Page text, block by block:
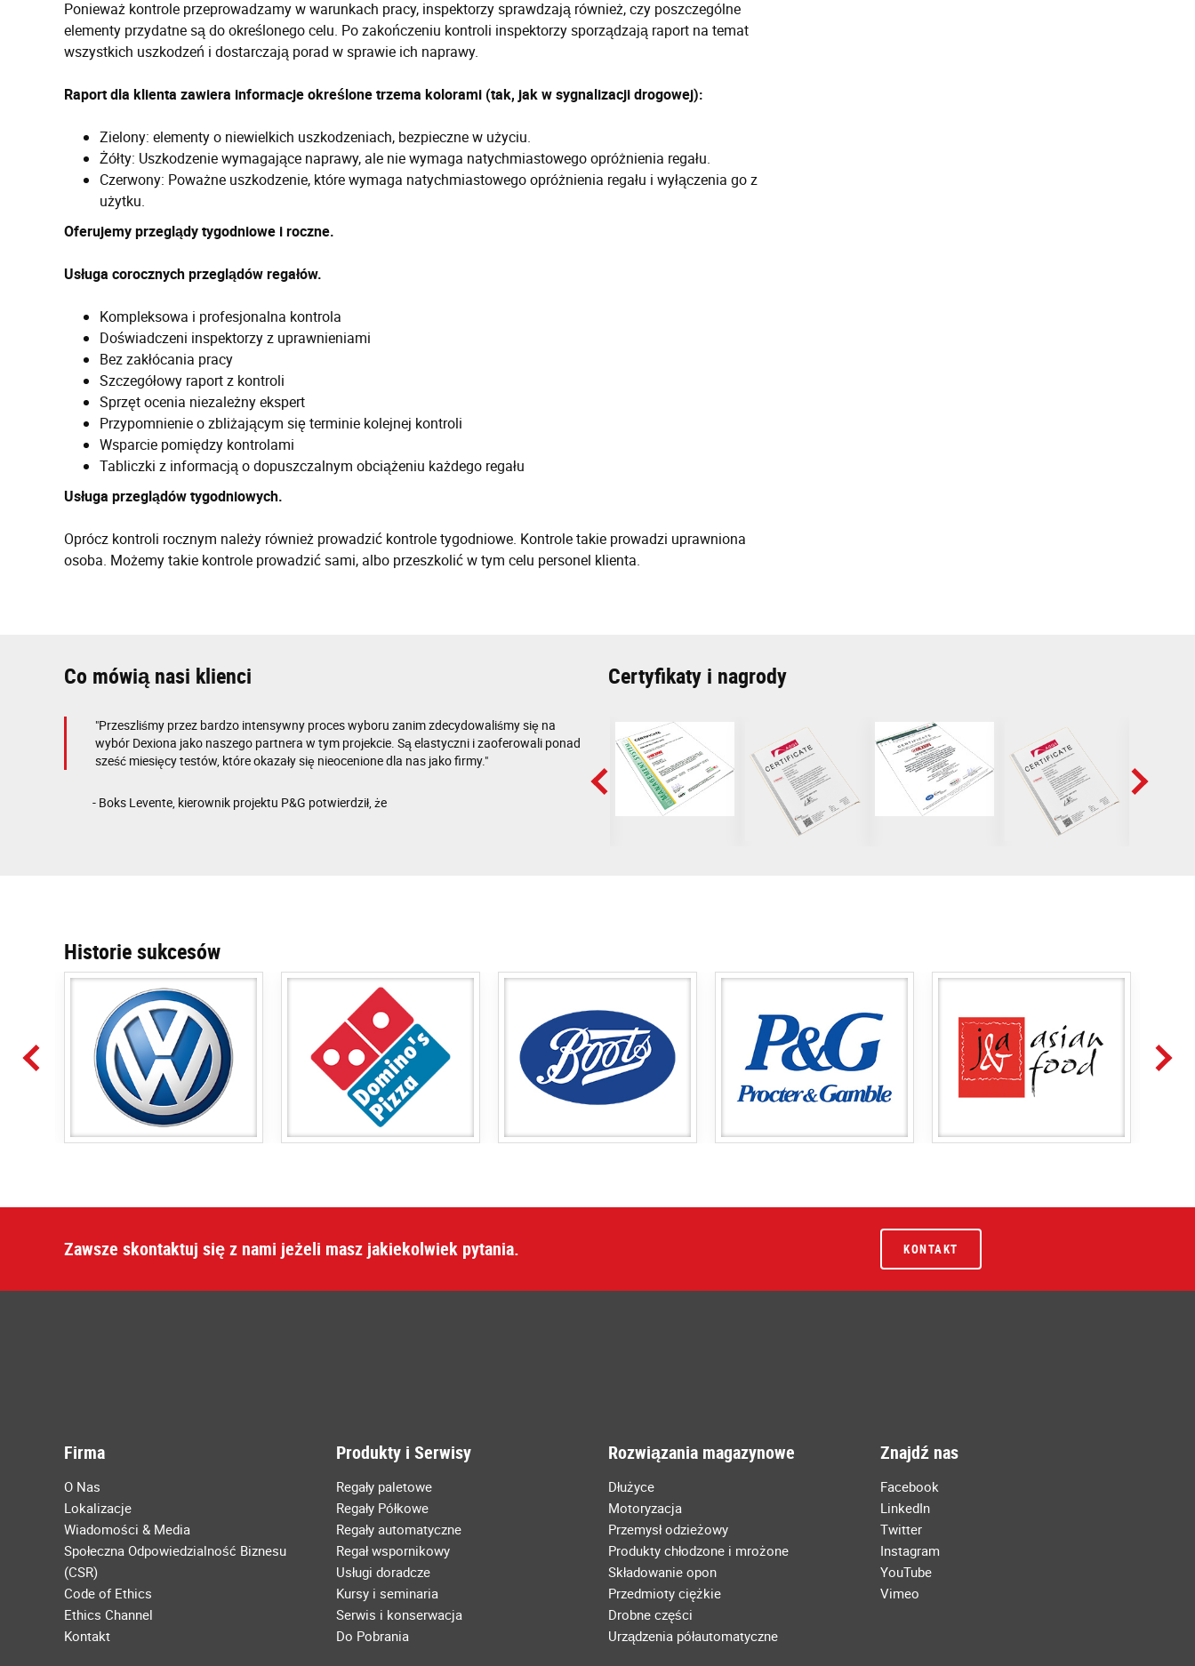
Ponieważ kontrole przeprowadzamy w warunkach pracy, inspektorzy sprawdzają również, czy poszczególne
elementy przydatne są do określonego celu. Po zakończeniu kontroli inspektorzy sporządzają raport na temat
wszystkich uszkodzeń i dostarczają porad w sprawie ich naprawy.
Raport dla klienta zawiera informacje określone trzema kolorami (tak, jak w sygnalizacji drogowej):
Zielony: elementy o niewielkich uszkodzeniach, bezpieczne w użyciu.
Żółty: Uszkodzenie wymagające naprawy, ale nie wymaga natychmiastowego opróżnienia regału.
Czerwony: Poważne uszkodzenie, które wymaga natychmiastowego opróżnienia regału i wyłączenia go z
użytku.
Oferujemy przeglądy tygodniowe i roczne.
Usługa corocznych przeglądów regałów.
Kompleksowa i profesjonalna kontrola
Doświadczeni inspektorzy z uprawnieniami
Bez zakłócania pracy
Szczegółowy raport z kontroli
Sprzęt ocenia niezależny ekspert
Przypomnienie o zbliżającym się terminie kolejnej kontroli
Wsparcie pomiędzy kontrolami
Tabliczki z informacją o dopuszczalnym obciążeniu każdego regału
Usługa przeglądów tygodniowych.
Oprócz kontroli rocznym należy również prowadzić kontrole tygodniowe. Kontrole takie prowadzi uprawniona
osoba. Możemy takie kontrole prowadzić sami, albo przeszkolić w tym celu personel klienta.
Co mówią nasi klienci
"Przeszliśmy przez bardzo intensywny proces wyboru zanim zdecydowaliśmy się na
wybór Dexiona jako naszego partnera w tym projekcie. Są elastyczni i zaoferowali ponad
sześć miesięcy testów, które okazały się nieocenione dla nas jako firmy."
- Boks Levente, kierownik projektu P&G potwierdził, że
Certyfikaty i nagrody
Historie sukcesów
Zawsze skontaktuj się z nami jeżeli masz jakiekolwiek pytania. KONTAKT
Firma
O Nas
Lokalizacje
Wiadomości & Media
Społeczna Odpowiedzialność Biznesu
(CSR)
Code of Ethics
Ethics Channel
Kontakt
Produkty i Serwisy
Regały paletowe
Regały Półkowe
Regały automatyczne
Regał wspornikowy
Usługi doradcze
Kursy i seminaria
Serwis i konserwacja
Do Pobrania
Rozwiązania magazynowe
Dłużyce
Motoryzacja
Przemysł odzieżowy
Produkty chłodzone i mrożone
Składowanie opon
Przedmioty ciężkie
Drobne części
Urządzenia półautomatyczne
Znajdź nas
Facebook
LinkedIn
Twitter
Instagram
YouTube
Vimeo